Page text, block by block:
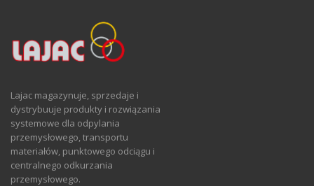
Lajac magazynuje, sprzedaje i
dystrybuuje produkty i rozwiązania
systemowe dla odpylania
przemysłowego, transportu
materiałów, punktowego odciągu i
centralnego odkurzania
przemysłowego.